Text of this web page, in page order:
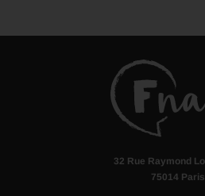
32 Rue Raymond
75014 Paris